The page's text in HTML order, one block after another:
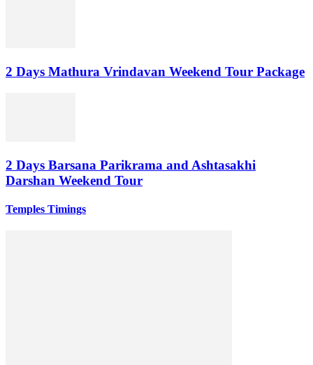
2 Days Mathura Vrindavan Weekend Tour Package
2 Days Barsana Parikrama and Ashtasakhi
Darshan Weekend Tour
Temples Timings